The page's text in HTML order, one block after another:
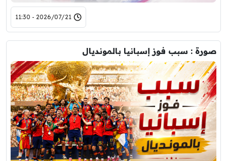
2026/07/21 - 11:30
صورة : سبب فوز إسبانيا بالمونديال